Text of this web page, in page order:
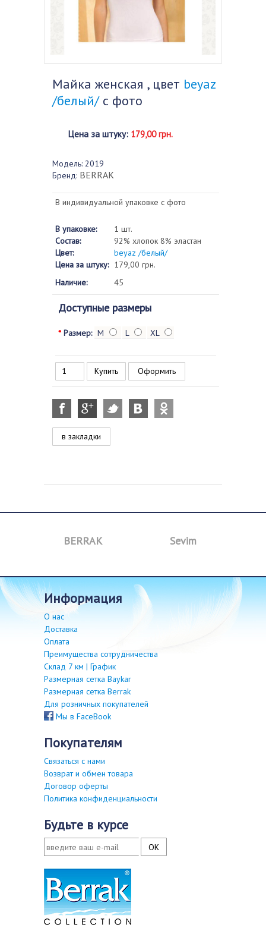
Майка женская , цвет beyaz
/белый/с фото
Цена за штуку: 179,00 грн.
Модель: 2019
Бренд: BERRAK
В индивидуальной упаковке с фото
В упаковке:
1 шт.
Состав:
92% хлопок 8% эластан
Цвет:
beyaz /белый/
Цена за штуку: 179,00 грн.
Наличие:
45
Доступные размеры
* Размер: M L XL
Оформить
в закладки
BERRAK Sevim
информация
О нас
Доставка
Оплата
Преимущества сотрудничества
Склад 7 км | График
Размерная сетка Baykar
Размерная сетка Berrak
Для розничных покупателей
Мы в FaceBook
покупателям
Связаться с нами
Возврат и обмен товара
Договор оферты
Политика конфиденциальности
будьте в курсе